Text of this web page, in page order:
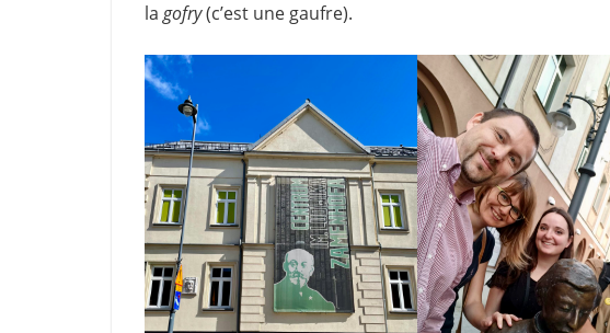
la gofry(c’est une gaufre).